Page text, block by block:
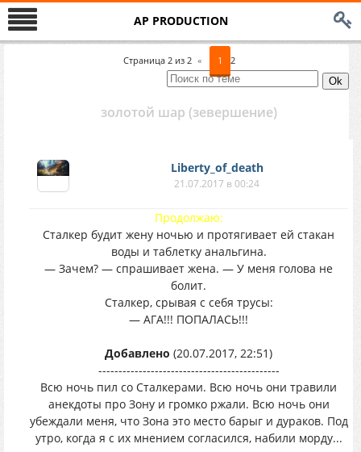
AP PRODUCTION
Страница 2 из 2 « 1 2
золотой шар (зевершение)
Liberty_of_death
21.07.2017 в 00:24
Продолжаю:
Сталкер будит жену ночью и протягивает ей стакан
воды и таблетку анальгина.
— Зачем? — спрашивает жена. — У меня голова не
болит.
Сталкер, срывая с себя трусы:
— АГА!!! ПОПАЛАСЬ!!!
Добавлено (20.07.2017, 22:51)
---------------------------------------------
Всю ночь пил со Сталкерами. Всю ночь они травили
анекдоты про Зону и громко ржали. Всю ночь они
убеждали меня, что Зона это место барыг и дураков. Под
утро, когда я с их мнением согласился, набили морду...